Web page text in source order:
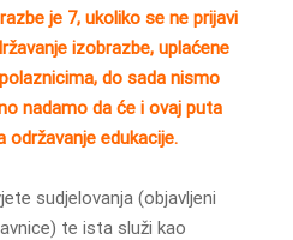
je 7, ukoliko se ne prijavi
izobrazbe, uplaćene
do sada nismo
nadamo da će i ovaj puta
održavanje edukacije.
sudjelovanja (objavljeni
te ista služi kao